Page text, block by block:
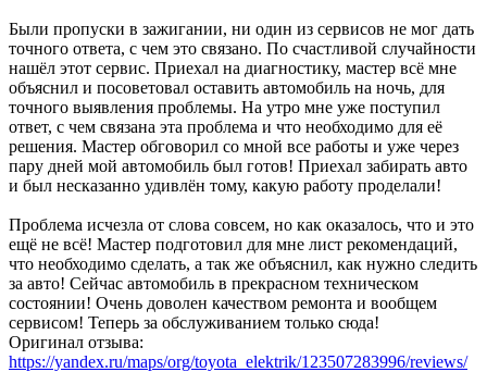
Были пропуски в зажигании, ни один из сервисов не мог дать
точного ответа, с чем это связано. По счастливой случайности
нашёл этот сервис. Приехал на диагностику, мастер всё мне
объяснил и посоветовал оставить автомобиль на ночь, для
точного выявления проблемы. На утро мне уже поступил
ответ, с чем связана эта проблема и что необходимо для её
решения. Мастер обговорил со мной все работы и уже через
пару дней мой автомобиль был готов! Приехал забирать авто
и был несказанно удивлён тому, какую работу проделали!
Проблема исчезла от слова совсем, но как оказалось, что и это
ещё не всё! Мастер подготовил для мне лист рекомендаций,
что необходимо сделать, а так же объяснил, как нужно следить
за авто! Сейчас автомобиль в прекрасном техническом
состоянии! Очень доволен качеством ремонта и вообщем
сервисом! Теперь за обслуживанием только сюда!
Оригинал отзыва:
https://yandex.ru/maps/org/toyota_elektrik/123507283996/reviews/